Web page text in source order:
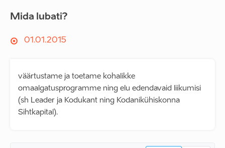
Mida lubati?
01.01.2015
väärtustame ja toetame kohalikke
omaalgatusprogramme ning elu edendavaid liikumisi
(sh Leader ja Kodukant ning Kodanikühiskonna
Sihtkapital).